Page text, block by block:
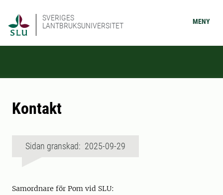
SVERIGES
LANTBRUKSUNIVERSITET
MENY
Kontakt
Sidan granskad: 2025-09-29
Samordnare för Pom vid SLU: